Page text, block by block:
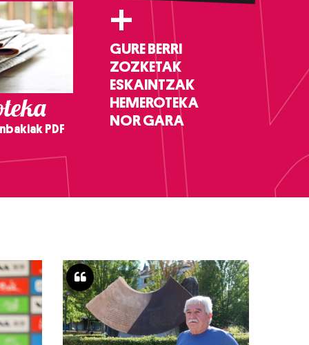
PDF
+
GURE BERRI
ZOZKETAK
ESKAINTZAK
HEMEROTEKA
NOR GARA